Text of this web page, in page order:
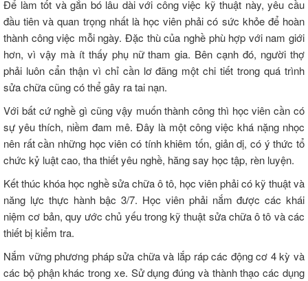
Để làm tốt và gắn bó lâu dài với công việc kỹ thuật này, yêu cầu
đầu tiên và quan trọng nhất là học viên phải có sức khỏe để hoàn
thành công việc mỗi ngày. Đặc thù của nghề phù hợp với nam giới
hơn, vì vậy mà ít thấy phụ nữ tham gia. Bên cạnh đó, người thợ
phải luôn cẩn thận vì chỉ cần lơ đãng một chi tiết trong quá trình
sửa chữa cũng có thể gây ra tai nạn.
Với bất cứ nghề gì cũng vậy muốn thành công thì học viên cần có
sự yêu thích, niềm đam mê. Đây là một công việc khá nặng nhọc
nên rất cần những học viên có tính khiêm tốn, giản dị, có ý thức tổ
chức kỷ luật cao, tha thiết yêu nghề, hăng say học tập, rèn luyện.
Kết thúc khóa học nghề sửa chữa ô tô, học viên phải có kỹ thuật và
năng lực thực hành bậc 3/7. Học viên phải nắm được các khái
niệm cơ bản, quy ước chủ yếu trong kỹ thuật sửa chữa ô tô và các
thiết bị kiểm tra.
Nắm vững phương pháp sửa chữa và lắp ráp các động cơ 4 kỳ và
các bộ phận khác trong xe. Sử dụng đúng và thành thạo các dụng